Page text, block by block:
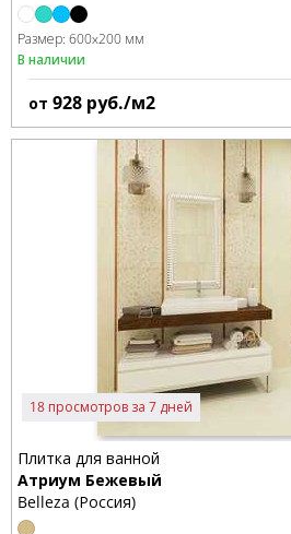
Размер: 600x200 мм
В наличии
от 928 руб./м2
18 просмотров за 7 дней
Плитка для ванной
Атриум Бежевый
Belleza (Россия)